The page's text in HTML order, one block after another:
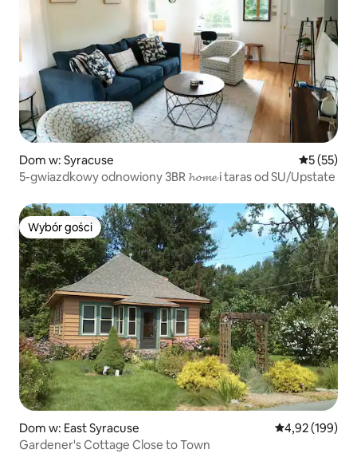
Dom w: Syracuse Średnia
5 (55)
5-gwiazdkowy odnowiony 3BR 𝓱𝓸𝓶𝓮 i taras od SU/Upstate
Wybór gości
Wybór gości
Dom w: East Syracuse Średnia
4,92 (199)
Gardener's Cottage Close to Town